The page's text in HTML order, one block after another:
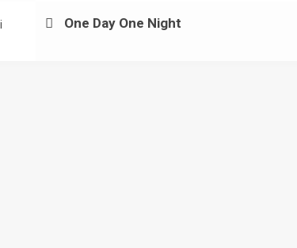
One Day One Night